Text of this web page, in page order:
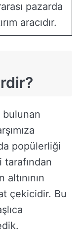
pazarda
aracıdır.
bulunan
popülerliği
çekicidir. Bu